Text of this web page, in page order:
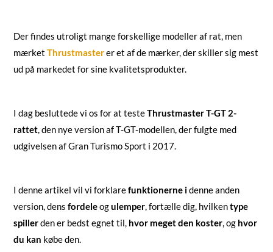
Der findes utroligt mange forskellige modeller af rat, men
mærket Thrustmasterer et af de mærker, der skiller sig mest
ud på markedet for sine kvalitetsprodukter.
I dag besluttede vi os for at testeThrustmaster T-GT 2-
rattet, den nye version af T-GT-modellen, der fulgte med
udgivelsen af Gran Turismo Sport i 2017.
I denne artikel vil vi forklarefunktionerne idenne anden
version, dens fordeleogulemper, fortælle dig, hvilkentype
spillerden er bedst egnet til, hvor meget den koster, og hvor
du kan købe den.